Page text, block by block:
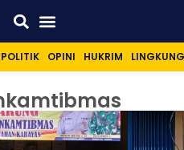
POLITIK OPINI HUKRIM